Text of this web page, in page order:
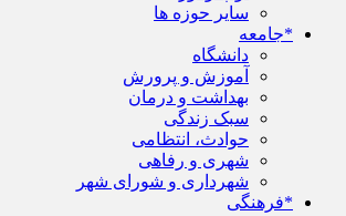
سایر حوزه ها
*جامعه
دانشگاه
آموزش و پرورش
بهداشت و درمان
سبک زندگی
حوادث، انتظامی
شهری و رفاهی
شهرداری و شورای شهر
*فرهنگی